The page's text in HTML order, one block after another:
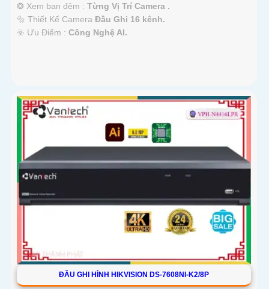
❂ Xem ban đêm : Từng Vị Trí Camera .
🔩 Thiết Kế Camera Đầu Ghi 16 kênh.
️☣️ Ưu Điểm : Công Nghệ AI.
ĐẦU GHI HÌNH HIKVISION DS-7608NI-K2/8P